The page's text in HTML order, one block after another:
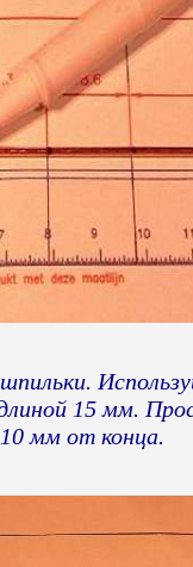
15 мм.
мм от конца.